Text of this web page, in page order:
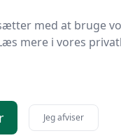
presset op ad
2 meter fra
før
støj.
:
med at bruge
mere i vores
Jeg afviser